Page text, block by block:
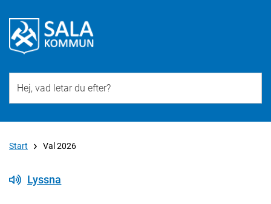
Start Val 2026
Lyssna